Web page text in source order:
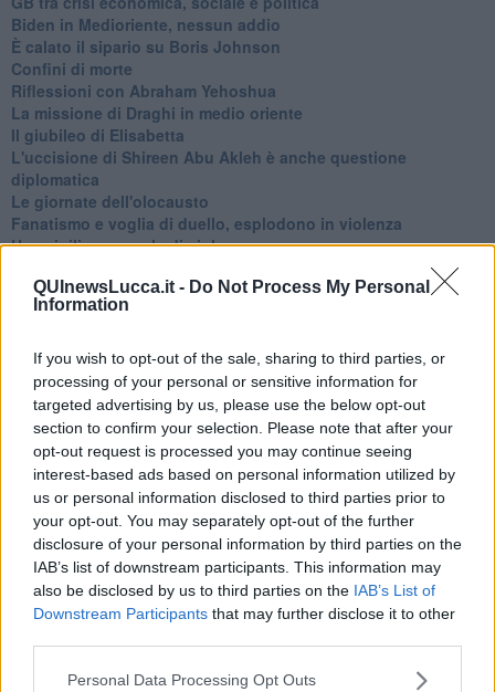
QUInewsLucca.it - Do Not Process My Personal
Information
If you wish to opt-out of the sale, sharing to third parties, or
processing of your personal or sensitive information for
targeted advertising by us, please use the below opt-out
section to confirm your selection. Please note that after your
opt-out request is processed you may continue seeing
interest-based ads based on personal information utilized by
us or personal information disclosed to third parties prior to
your opt-out. You may separately opt-out of the further
disclosure of your personal information by third parties on the
IAB’s list of downstream participants. This information may
also be disclosed by us to third parties on the IAB’s List of
Downstream Participants that may further disclose it to other
Personal Data Processing Opt Outs
Biden in Medioriente, nessun addio
È calato il sipario su Boris Johnson
Confini di morte
Riflessioni con Abraham Yehoshua
La missione di Draghi in medio oriente
Il giubileo di Elisabetta
L'uccisione di Shireen Abu Akleh è anche questione
diplomatica
Le giornate dell'olocausto
Fanatismo e voglia di duello, esplodono in violenza
Una vigilia pasquale di violenze
Ramadan con nuovi attacchi terroristici
Un vertice che rimarrà nella storia
Guerra Ucraina, la pseudo neutralità di Bennet
La guerra in Ucraina vista dal Medio Oriente
​Il caos libico è un pozzo senza fine
Erdoğan e l'informazione
Crisi Corona, crisi Johnson, problemi post Brexit
Capitol Hill un anno dopo
Desmond Tutu "la voce dei senza voce"
Natale da incubo per Boris Johnson
La questione Ucraina
Cipro, un ponte dove si mischiano le culture
Una vigilia di Natale per un nuovo Rais
La questione israelo-palestinese ignorata dal G20
Erdogan continua a sfidare l'Occidente
Libano, collasso economico e guerra civile
L'AUKUS e il Quad